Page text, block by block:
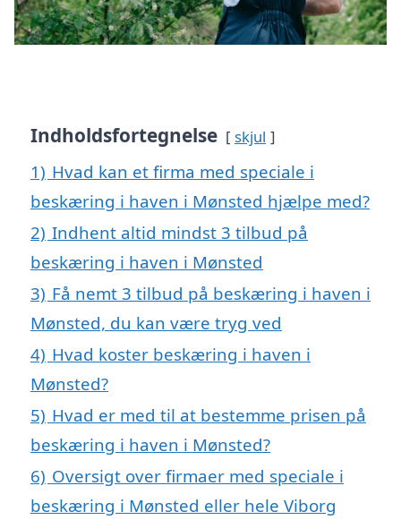
Indholdsfortegnelse skjul
1) Hvad kan et firma med speciale i
beskæring i haven i Mønsted hjælpe med?
2) Indhent altid mindst 3 tilbud på
beskæring i haven i Mønsted
3) Få nemt 3 tilbud på beskæring i haven i
Mønsted, du kan være tryg ved
4) Hvad koster beskæring i haven i
Mønsted?
5) Hvad er med til at bestemme prisen på
beskæring i haven i Mønsted?
6) Oversigt over firmaer med speciale i
beskæring i Mønsted eller hele Viborg